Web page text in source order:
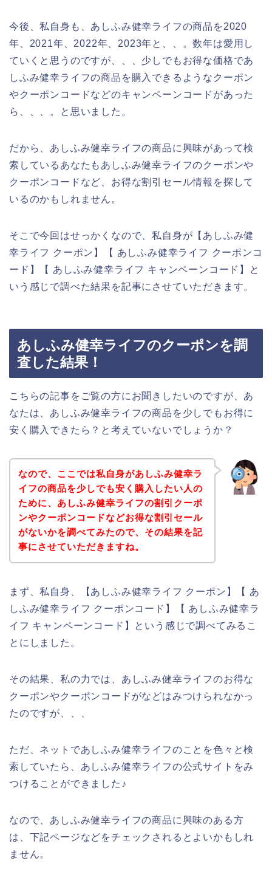
今後、私自身も、あしふみ健幸ライフの商品を2020
年、2021年、2022年、2023年と、、。数年は愛用し
ていくと思うのですが、、、少しでもお得な価格であ
しふみ健幸ライフの商品を購入できるようなクーポン
やクーポンコードなどのキャンペーンコードがあった
ら、、、。と思いました。
だから、あしふみ健幸ライフの商品に興味があって検
索しているあなたもあしふみ健幸ライフのクーポンや
クーポンコードなど、お得な割引セール情報を探して
いるのかもしれません。
そこで今回はせっかくなので、私自身が【あしふみ健
幸ライフ クーポン】【 あしふみ健幸ライフ クーポンコ
ード】【 あしふみ健幸ライフ キャンペーンコード】と
いう感じで調べた結果を記事にさせていただきます。
あしふみ健幸ライフのクーポンを調
査した結果！
こちらの記事をご覧の方にお聞きしたいのですが、あ
なたは、あしふみ健幸ライフの商品を少しでもお得に
安く購入できたら？と考えていないでしょうか？
なので、ここでは私自身があしふみ健幸ラ
イフの商品を少しでも安く購入したい人の
ために、あしふみ健幸ライフの割引クーポ
ンやクーポンコードなどお得な割引セール
がないかを調べてみたので、その結果を記
事にさせていただきますね。
まず、私自身、【あしふみ健幸ライフ クーポン】【 あ
しふみ健幸ライフ クーポンコード】【 あしふみ健幸ラ
イフ キャンペーンコード】という感じで調べてみるこ
とにしました。
その結果、私の力では、あしふみ健幸ライフのお得な
クーポンやクーポンコードがなどはみつけられなかっ
たのですが、、、
ただ、ネットであしふみ健幸ライフのことを色々と検
索していたら、あしふみ健幸ライフの公式サイトをみ
つけることができました♪
なので、あしふみ健幸ライフの商品に興味のある方
は、下記ページなどをチェックされるとよいかもしれ
ません。